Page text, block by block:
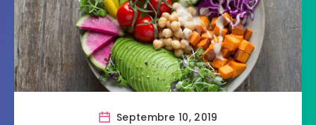
Septembre 10, 2019